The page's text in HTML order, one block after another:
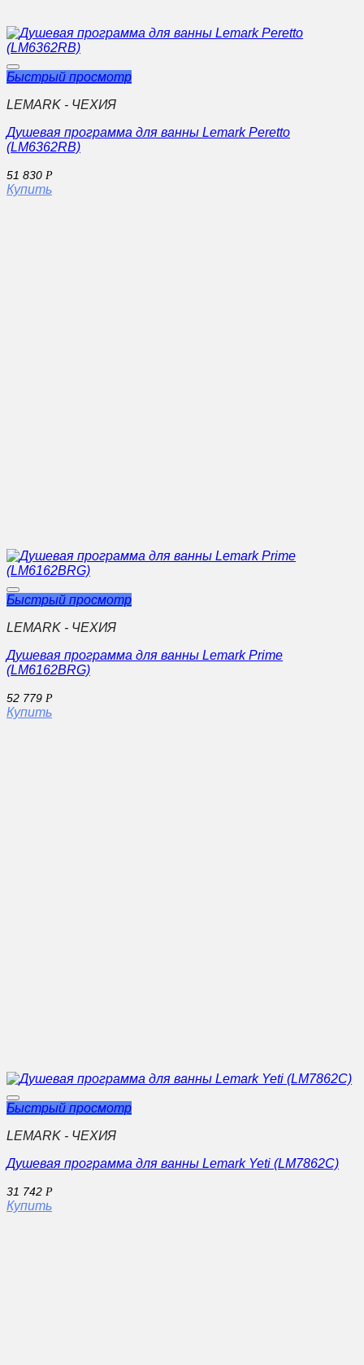
Быстрый просмотр
LEMARK - ЧЕХИЯ
Душевая программа для ванны Lemark Peretto
(LM6362RB)
51 830 Р
Купить
Быстрый просмотр
LEMARK - ЧЕХИЯ
Душевая программа для ванны Lemark Prime
(LM6162BRG)
52 779 Р
Купить
Быстрый просмотр
LEMARK - ЧЕХИЯ
Душевая программа для ванны Lemark Yeti (LM7862C)
31 742 Р
Купить